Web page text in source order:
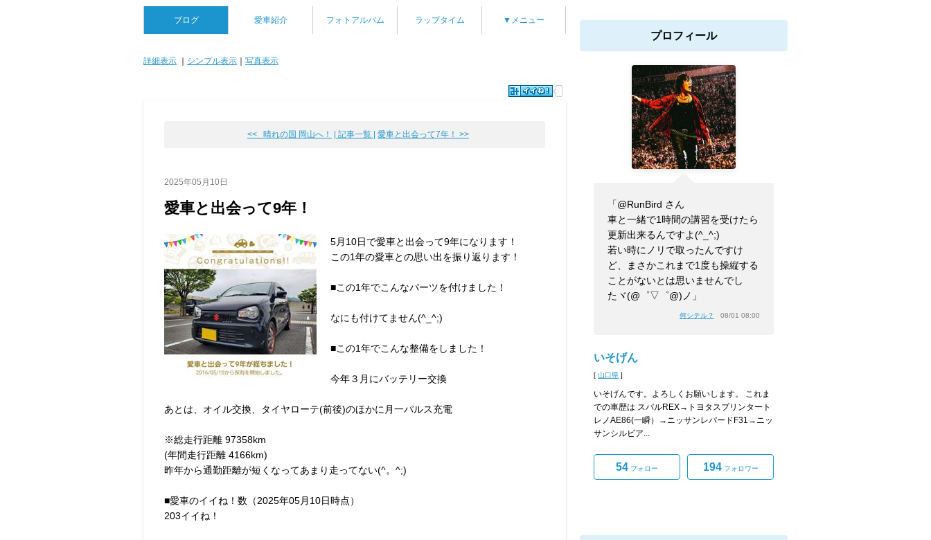
ブログ 愛車紹介 フォトアルバム ラップタイム ▼メニュー
詳細表示 シンプル表示 写真表示
<< 晴れの国 岡山へ！ | 記事一覧 | 愛車と出会って7年！ >>
2025年05月10日
愛車と出会って9年！
5月10日で愛車と出会って9年になります！
この1年の愛車との思い出を振り返ります！
■この1年でこんなパーツを付けました！
なにも付けてません(^_^;)
■この1年でこんな整備をしました！
今年３月にバッテリー交換
あとは、オイル交換、タイヤローテ(前後)のほかに月一パルス充電
※総走行距離 97358km
(年間走行距離 4166km)
昨年から通勤距離が短くなってあまり走ってない(^。^;)
■愛車のイイね！数（2025年05月10日時点）
203イイね！
プロフィール
「@RunBird さん
車と一緒で1時間の講習を受けたら
更新出来るんですよ(^_^;)
若い時にノリで取ったんですけ
ど、まさかこれまで1度も操縦する
ことがないとは思いませんでし
たヾ(@゜▽゜@)ノ」
何シテル？ 08/01 08:00
いそげん
[ 山口県 ]
いそげんです。よろしくお願いします。 これま
での車歴は スバルREX→トヨタスプリンタート
レノAE86(一瞬）→ニッサンレパードF31→ニッ
サンシルビア...
54 フォロー 194フォロワー